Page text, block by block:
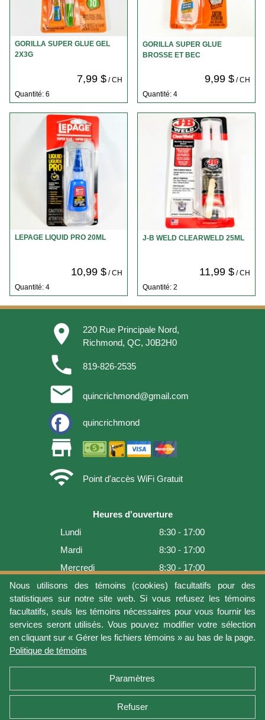
Nous utilisons des témoins (cookies) facultatifs pour des
statistiques sur notre site web. Si vous refusez les témoins
facultatifs, seuls les témoins nécessaires pour vous fournir les
services seront utilisés. Vous pouvez modifier votre sélection
en cliquant sur « Gérer les fichiers témoins » au bas de la page.
Politique de témoins
Paramètres
Refuser
GORILLA SUPER GLUE GEL
2X3G
7,99 $/ CH
Quantité: 6
GORILLA SUPER GLUE
BROSSE ET BEC
9,99 $/ CH
Quantité: 4
LEPAGE LIQUID PRO 20ML
10,99 $/ CH
Quantité: 4
J-B WELD CLEARWELD 25ML
11,99 $/ CH
Quantité: 2
place
220 Rue Principale Nord,
Richmond, QC, J0B2H0
phone 819-826-2535
email quincrichmond@gmail.com
quincrichmond
store
wifi
Point d'accès WiFi Gratuit
Heures d'ouverture
Lundi
8:30 - 17:00
Mardi
8:30 - 17:00
Mercredi
8:30 - 17:00
Jeudi
8:30 - 17:00
Vendredi
8:30 - 17:00
Samedi
9:00 - 16:00
Dimanche
Fermé